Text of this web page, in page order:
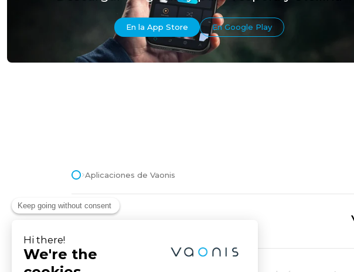
En la App Store En Google Play
Aplicaciones de Vaonis